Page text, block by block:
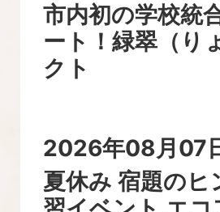
市内初の学校統
ート！緑翠（り
クト
2026年08月07
夏休み 宿題のヒ